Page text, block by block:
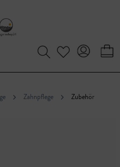
Zahnpflege Zubehör